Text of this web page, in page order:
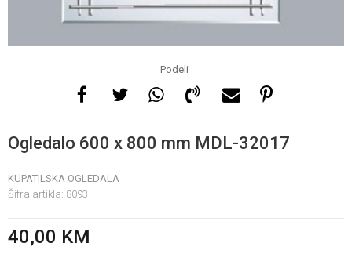
Podeli
Ogledalo 600 x 800 mm MDL-32017
KUPATILSKA OGLEDALA
Šifra artikla: 8093
40,00 KM
Za više informacija, pomoć
08 - 16h svaki dan osim
nedelje